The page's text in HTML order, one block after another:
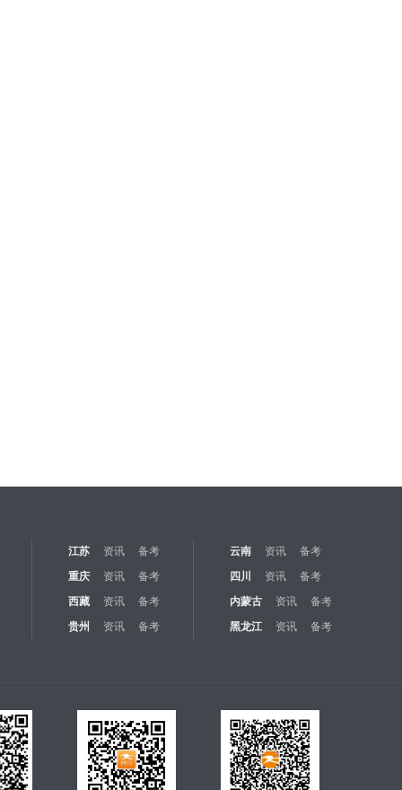
江苏 资讯 备考 云南 资讯
备考
重庆
资讯 备考 四川 资讯
备考
西藏
资讯 备考 内蒙古 资讯
备考
贵州
资讯 备考 黑龙江 资讯 备考